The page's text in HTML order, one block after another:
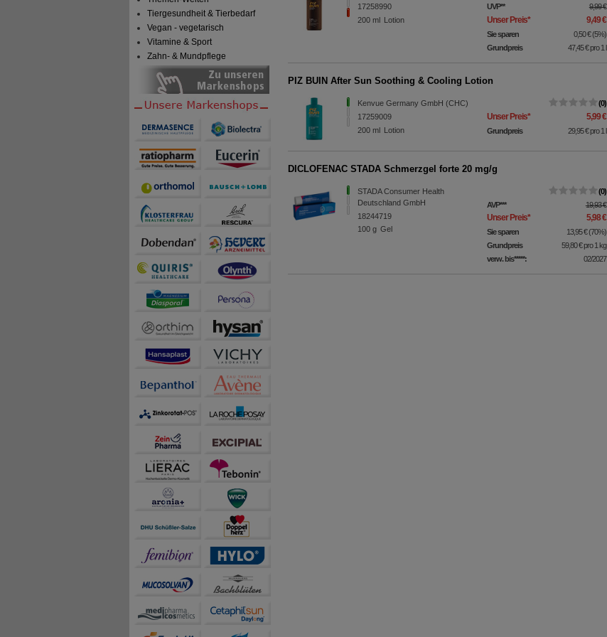
Tiergesundheit & Tierbedarf
Vegan - vegetarisch
Vitamine & Sport
Zahn- & Mundpflege
17258990
200 ml Lotion
UVP** 9,99 €
Unser Preis* 9,49 €
Sie sparen 0,50 €(5%)
Grundpreis
47,45 €pro 1 l
PIZ BUIN After Sun Soothing & Cooling Lotion
Kenvue Germany GmbH (CHC)
17259009
200 ml Lotion
0
Unser Preis* 5,99 €
Grundpreis 29,95 €pro 1 l
DICLOFENAC STADA Schmerzgel forte 20 mg/g
STADA Consumer Health
Deutschland GmbH
18244719
100g Gel
0
AVP*** 19,93 €
Unser Preis* 5,98 €
Sie sparen 13,95 €(70%)
Grundpreis
59,80 €pro 1 kg
verw. bis*****:
02/2027